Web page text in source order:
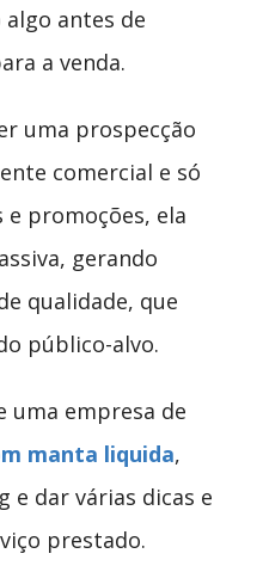
algo antes de
a venda.
uma prospecção
comercial e só
promoções, ela
gerando
qualidade, que
público-alvo.
uma empresa de
manta liquida,
e dar várias dicas e
prestado.